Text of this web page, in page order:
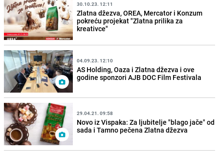
30.10.23. 12:11
Zlatna džezva, OREA, Mercator i Konzum
pokreću projekat "Zlatna prilika za
kreativce"
04.09.23. 12:10
AS Holding, Oaza i Zlatna džezva i ove
godine sponzori AJB DOC Film Festivala
29.04.21. 09:58
Novo iz Vispaka: Za ljubitelje "blago jače" od
sada i Tamno pečena Zlatna džezva